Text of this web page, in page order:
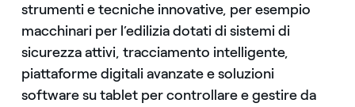
strumenti e tecniche innovative, per esempio
macchinari per l’edilizia dotati di sistemi di
sicurezza attivi, tracciamento intelligente,
piattaforme digitali avanzate e soluzioni
software su tablet per controllare e gestire da